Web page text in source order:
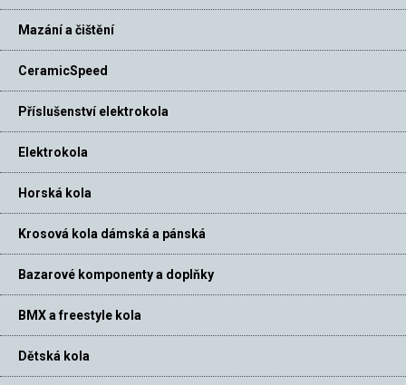
Mazání a čištění
CeramicSpeed
Příslušenství elektrokola
Elektrokola
Horská kola
Krosová kola dámská a pánská
Bazarové komponenty a doplňky
BMX a freestyle kola
Dětská kola